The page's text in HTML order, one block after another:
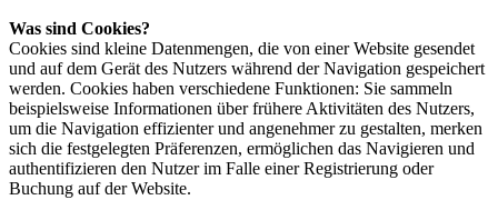
Was sind Cookies?
Cookies sind kleine Datenmengen, die von einer Website gesendet
und auf dem Gerät des Nutzers während der Navigation gespeichert
werden. Cookies haben verschiedene Funktionen: Sie sammeln
beispielsweise Informationen über frühere Aktivitäten des Nutzers,
um die Navigation effizienter und angenehmer zu gestalten, merken
sich die festgelegten Präferenzen, ermöglichen das Navigieren und
authentifizieren den Nutzer im Falle einer Registrierung oder
Buchung auf der Website.